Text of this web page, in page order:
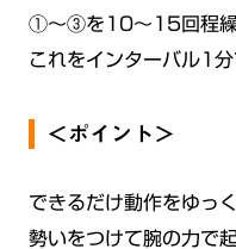
①〜③を10〜15回程繰
これをインターバル1分
＜ポイント＞
できるだけ動作をゆっ
勢いをつけて腕の力で